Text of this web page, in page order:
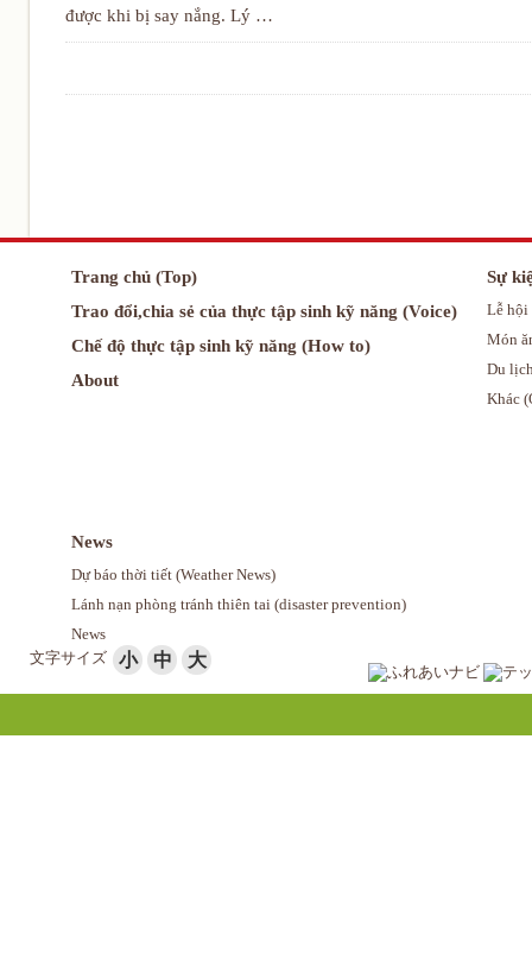
được khi bị say nắng. Lý …
Trang chủ (Top)
Trao đổi,chia sẻ của thực tập sinh kỹ năng (Voice)
Chế độ thực tập sinh kỹ năng (How to)
About
Sự
Lễ hội
Món
Du
Khác
News
Dự báo thời tiết (Weather News)
Lánh nạn phòng tránh thiên tai (disaster prevention)
News
文字サイズ
小 中 大